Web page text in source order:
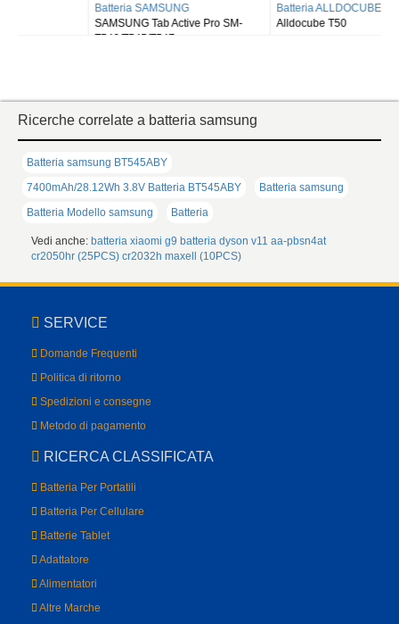
Batteria SAMSUNG
SAMSUNG Tab Active Pro SM-
T540/T545/T547
Batteria ALLDOCUBE
Alldocube T50
Ricerche correlate a batteria samsung
Batteria samsung BT545ABY
7400mAh/28.12Wh 3.8V Batteria BT545ABY
Batteria samsung
Batteria Modello samsung
Batteria
Vedi anche: batteria xiaomi g9 batteria dyson v11 aa-pbsn4at
cr2050hr (25PCS) cr2032h maxell (10PCS)
SERVICE
Domande Frequenti
Politica di ritorno
Spedizioni e consegne
Metodo di pagamento
RICERCA CLASSIFICATA
Batteria Per Portatili
Batteria Per Cellulare
Batterie Tablet
Adattatore
Alimentatori
Altre Marche